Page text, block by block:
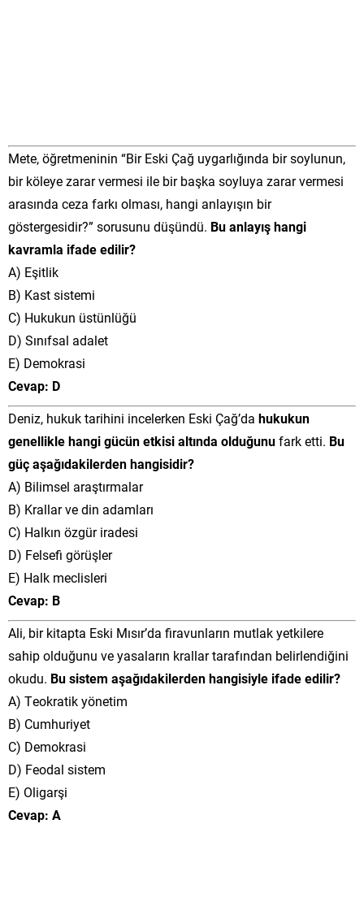
Mete, öğretmeninin “Bir Eski Çağ uygarlığında bir soylunun,
bir köleye zarar vermesi ile bir başka soyluya zarar vermesi
arasında ceza farkı olması, hangi anlayışın bir
göstergesidir?” sorusunu düşündü. Bu anlayış hangi
kavramla ifade edilir?
A) Eşitlik
B) Kast sistemi
C) Hukukun üstünlüğü
D) Sınıfsal adalet
E) Demokrasi
Cevap: D
Deniz, hukuk tarihini incelerken Eski Çağ’da hukukun
genellikle hangi gücün etkisi altında olduğunufark etti. Bu
güç aşağıdakilerden hangisidir?
A) Bilimsel araştırmalar
B) Krallar ve din adamları
C) Halkın özgür iradesi
D) Felsefi görüşler
E) Halk meclisleri
Cevap: B
Ali, bir kitapta Eski Mısır’da firavunların mutlak yetkilere
sahip olduğunu ve yasaların krallar tarafından belirlendiğini
okudu. Bu sistem aşağıdakilerden hangisiyle ifade edilir?
A) Teokratik yönetim
B) Cumhuriyet
C) Demokrasi
D) Feodal sistem
E) Oligarşi
Cevap: A